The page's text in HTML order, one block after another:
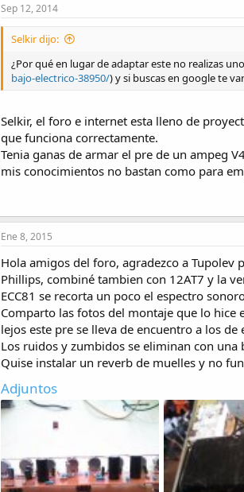
Sep 12, 2014
Selkir dijo:
¿Por qué en lugar de adaptar este no realizas
bajo-electrico-38950/) y si buscas en google te
Selkir, el foro e internet esta lleno de
que funciona correctamente.
Tenia ganas de armar el pre de un ampeg
mis conocimientos no bastan como para
Ene 8, 2015
Hola amigos del foro, agradezco a Tupolev
Phillips, combiné tambien con 12AT7 y la
ECC81 se recorta un poco el espectro
Comparto las fotos del montaje que lo hice
lejos este pre se lleva de encuentro a los de
Los ruidos y zumbidos se eliminan con
Quise instalar un reverb de muelles y no
Adjuntos